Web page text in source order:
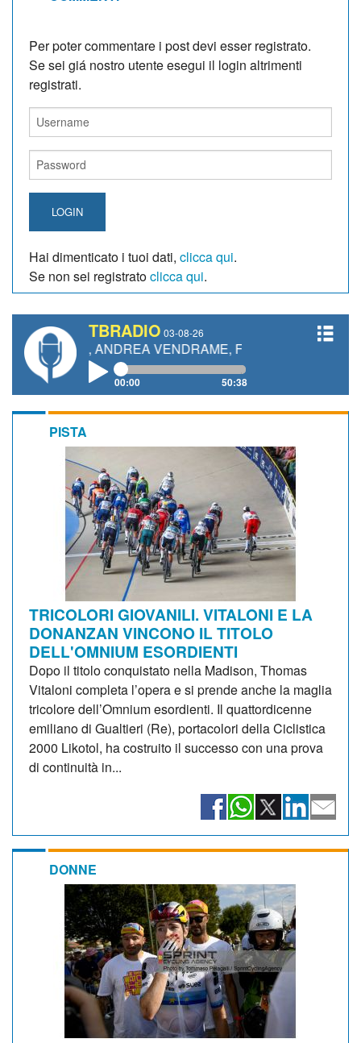
Per poter commentare i post devi esser registrato.
Se sei giá nostro utente esegui il login altrimenti
registrati.
LOGIN
Hai dimenticato i tuoi dati, clicca qui.
Se non sei registratoclicca qui.
TBRADIO 03-08-26
ANDREA VENDRAME, FILIPPO FIORELLI
00:00 50:38
PISTA
TRICOLORI GIOVANILI. VITALONI E LA
DONANZAN VINCONO IL TITOLO
DELL'OMNIUM ESORDIENTI
Dopo il titolo conquistato nella Madison, Thomas
Vitaloni completa l’opera e si prende anche la maglia
tricolore dell’Omnium esordienti. Il quattordicenne
emiliano di Gualtieri (Re), portacolori della Ciclistica
2000 Likotol, ha costruito il successo con una prova
di continuità in...
DONNE